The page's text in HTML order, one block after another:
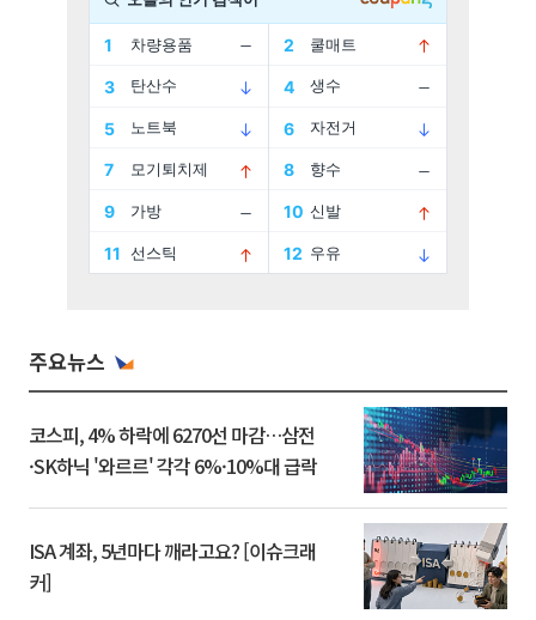
주요뉴스
코스피, 4% 하락에 6270선 마감…삼전
·SK하닉 '와르르' 각각 6%·10%대 급락
ISA 계좌, 5년마다 깨라고요? [이슈크래
커]